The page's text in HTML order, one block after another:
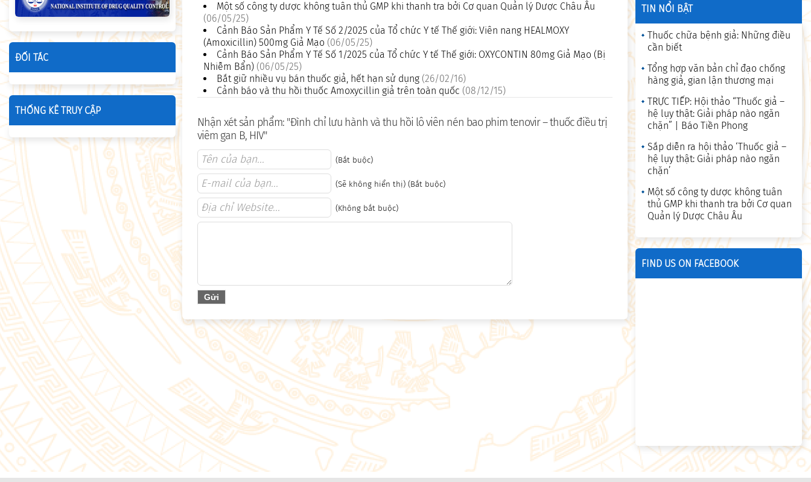
Một số công ty dược không tuân thủ GMP khi thanh tra bởi Cơ quan Quản lý Dược Châu Âu
(06/05/25)
Cảnh Báo Sản Phẩm Y Tế Số 2/2025 của Tổ chức Y tế Thế giới: Viên nang HEALMOXY
(Amoxicillin) 500mg Giả Mạo (06/05/25)
Cảnh Báo Sản Phẩm Y Tế Số 1/2025 của Tổ chức Y tế Thế giới: OXYCONTIN 80mg Giả Mạo (Bị
Nhiễm Bẩn) (06/05/25)
Bắt giữ nhiều vụ bán thuốc giả, hết hạn sử dụng (26/02/16)
Cảnh báo và thu hồi thuốc Amoxycillin giả trên toàn quốc (08/12/15)
Nhận xét sản phẩm: "Ðình chỉ lưu hành và thu hồi lô viên nén bao phim tenovir – thuốc điều trị
viêm gan B, HIV"
(Bắt buộc)
(Sẽ không hiển thị) (Bắt buộc)
(Không bắt buộc)
ĐỐI TÁC
THỐNG KÊ TRUY CẬP
TIN NỔI BẬT
Thuốc chữa bệnh giả: Những điều
cần biết
Tổng hợp văn bản chỉ đạo chống
hàng giả, gian lận thương mại
TRỰC TIẾP: Hội thảo “Thuốc giả –
hệ lụy thật: Giải pháp nào ngăn
chặn” | Báo Tiền Phong
Sắp diễn ra hội thảo ‘Thuốc giả –
hệ lụy thật: Giải pháp nào ngăn
chặn’
Một số công ty dược không tuân
thủ GMP khi thanh tra bởi Cơ quan
Quản lý Dược Châu Âu
FIND US ON FACEBOOK